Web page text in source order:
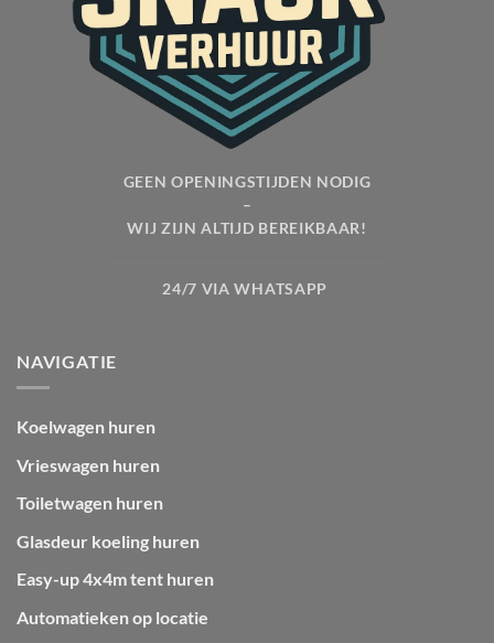
GEEN OPENINGSTIJDEN NODIG
–
WIJ ZIJN ALTIJD BEREIKBAAR!
24/7 VIA WHATSAPP
NAVIGATIE
Koelwagen huren
Vrieswagen huren
Toiletwagen huren
Glasdeur koeling huren
Easy-up 4x4m tent huren
Automatieken op locatie